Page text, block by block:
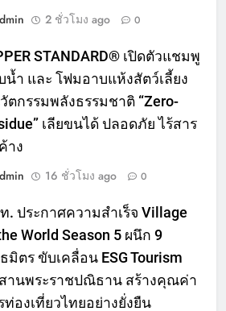
2 ชั่วโมง ago 0
STANDARD® เปิดตัวแชมพู
น้ำ และ โฟมอาบแห้งสัตว์เลี้ยง
ตกรรมพลังธรรมชาติ “Zero-
เลียขนได้ ปลอดภัย ไร้สาร
าง
16 ชั่วโมง ago 0
. ประกาศความสำเร็จ Village
World Season 5 ผนึก 9
มิตร ขับเคลื่อน ESG Tourism
านพระราชปณิธาน สร้างคุณค่า
ท่องเที่ยวไทยอย่างยั่งยืน